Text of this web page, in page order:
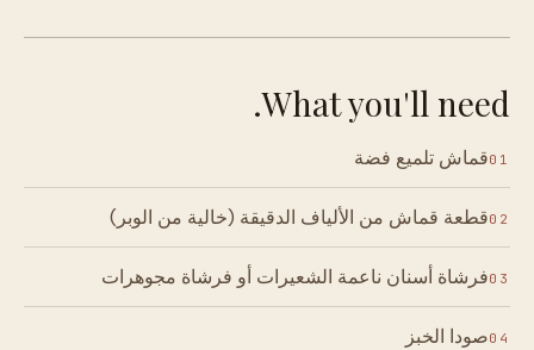
What you'll need.
01قماش تلميع فضة
02قطعة قماش من الألياف الدقيقة (خالية من الوبر)
03فرشاة أسنان ناعمة الشعيرات أو فرشاة مجوهرات
04صودا الخبز